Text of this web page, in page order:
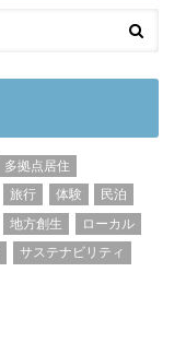
多拠点居住
旅行 体験
民泊
地方創生
ローカル
サステナビリティ